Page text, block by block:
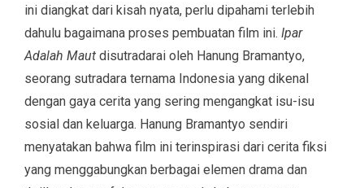
ini diangkat dari kisah nyata, perlu dipahami terlebih
dahulu bagaimana proses pembuatan film ini. Ipar
Adalah Maut disutradarai oleh Hanung Bramantyo,
seorang sutradara ternama Indonesia yang dikenal
dengan gaya cerita yang sering mengangkat isu-isu
sosial dan keluarga. Hanung Bramantyo sendiri
menyatakan bahwa film ini terinspirasi dari cerita fiksi
yang menggabungkan berbagai elemen drama dan